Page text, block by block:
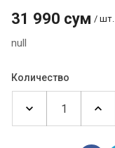
31 990 сум / шт.
null
Количество